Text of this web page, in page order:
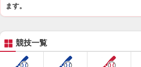
ます。
競技一覧